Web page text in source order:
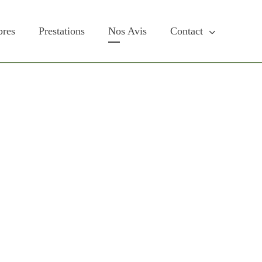
Prestations Nos Avis Contact